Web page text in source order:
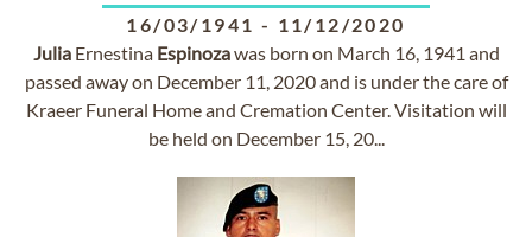
16/03/1941 - 11/12/2020
JuliaErnestina Espinozawas born on March 16, 1941 and
passed away on December 11, 2020 and is under the care of
Kraeer Funeral Home and Cremation Center. Visitation will
be held on December 15, 20...